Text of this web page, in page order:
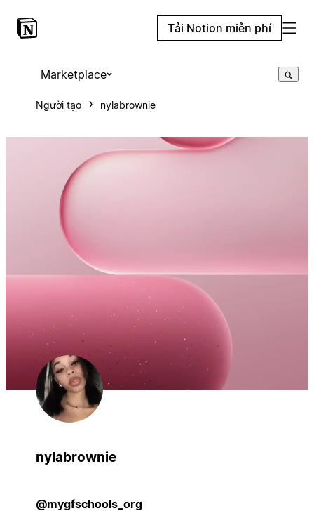
Tải Notion miễn phí
Marketplace
Người tạo nylabrownie
nylabrownie
@mygfschools_org